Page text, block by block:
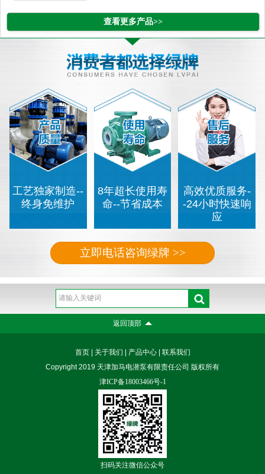
查看更多产品>>
工艺独家制造--
终身免维护
8年超长使用寿
命--节省成本
高效优质服务-
-24小时快速响
应
立即电话咨询绿牌 >>
返回顶部
首页| 关于我们 产品中心| 联系我们
Copyright 2019 天津加马电潜泵有限责任公司 版权所有
津ICP备18003466号-1
扫码关注微信公众号